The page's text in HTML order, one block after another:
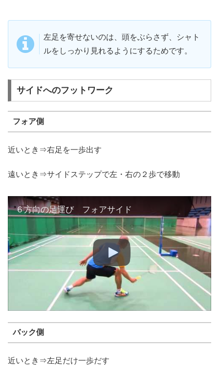
左足を寄せないのは、頭をぶらさず、シャト
ルをしっかり見れるようにするためです。
サイドへのフットワーク
フォア側
近いとき⇒右足を一歩出す
遠いとき⇒サイドステップで左・右の２歩で移動
６方向の足運び フォアサイド
バック側
近いとき⇒左足だけ一歩だす